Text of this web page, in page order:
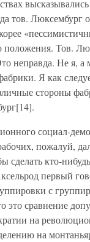
высказывались
тов. Люксембург
положения. Тов.
неправда. Не я, а
Я как
стороны
социал-
пожалуй,
сделать кто-
первый
с
это сравнение
на
на